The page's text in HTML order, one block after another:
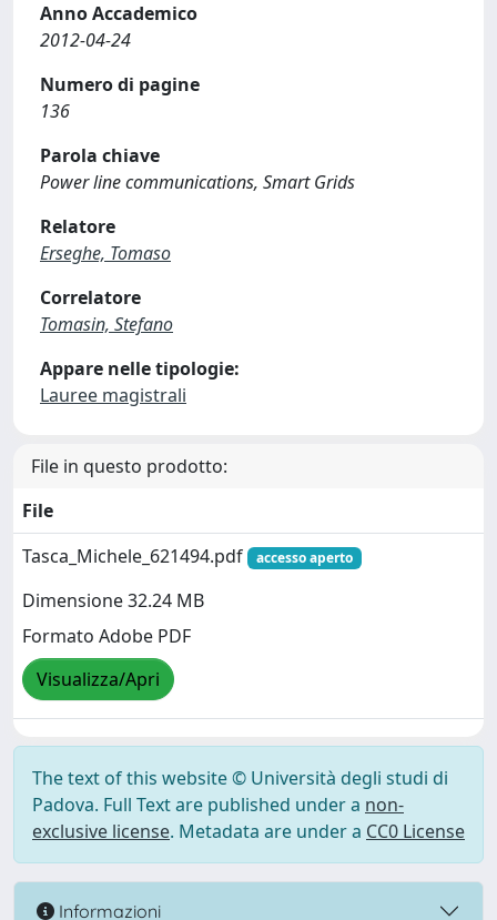
Anno Accademico
2012-04-24
Numero di pagine
136
Parola chiave
Power line communications, Smart Grids
Relatore
Erseghe, Tomaso
Correlatore
Tomasin, Stefano
Appare nelle tipologie:
Lauree magistrali
File in questo prodotto:
File
Tasca_Michele_621494.pdf
accesso aperto
Dimensione 32.24 MB
Formato Adobe PDF
Visualizza/Apri
The text of this website © Università degli studi di
Padova. Full Text are published under a non-
exclusive license. Metadata are under a CC0 License
Informazioni